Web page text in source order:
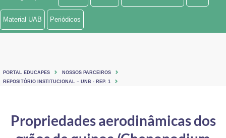
Ministério de Minas e Energia
Ministério do Turismo
Controladoria-Geral da União
Material UAB Periódicos
PORTAL EDUCAPES
NOSSOS PARCEIROS
REPOSITÓRIO INSTITUCIONAL – UNB - REP. 1
Propriedades aerodinâmicas dos